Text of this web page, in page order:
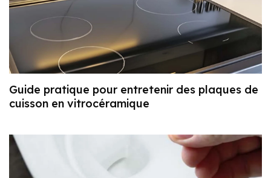
Guide pratique pour entretenir des plaques de
cuisson en vitrocéramique